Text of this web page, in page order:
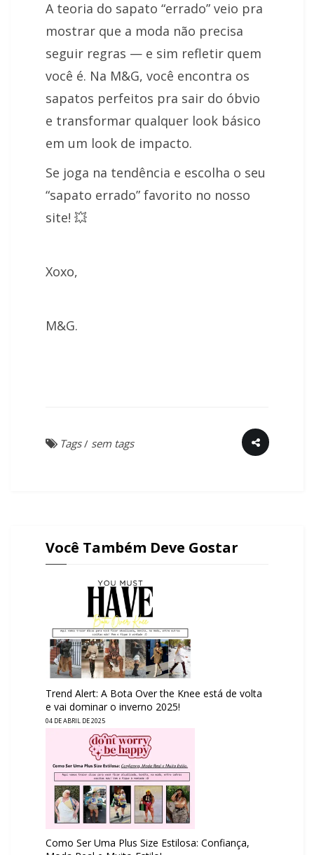
A teoria do sapato “errado” veio pra
mostrar que a moda não precisa
seguir regras — e sim refletir quem
você é. Na M&G, você encontra os
sapatos perfeitos pra sair do óbvio
e transformar qualquer look básico
em um look de impacto.
Se joga na tendência e escolha o seu
“sapato errado” favorito no nosso
site! 💥
Xoxo,
M&G.
Tags/ sem tags
Você Também Deve Gostar
Trend Alert: A Bota Over the Knee está de volta
e vai dominar o inverno 2025!
04 DE ABRIL DE 2025
Como Ser Uma Plus Size Estilosa: Confiança,